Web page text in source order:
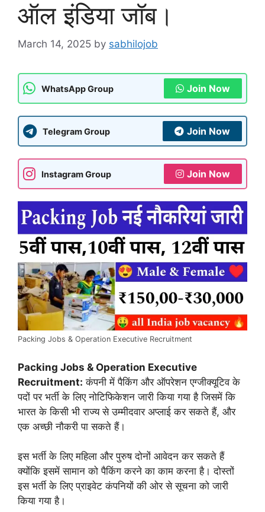
ऑल इंडिया जॉब।
March 14, 2025 by sabhilojob
WhatsApp Group Join Now
Telegram Group Join Now
Instagram Group Join Now
Packing Jobs & Operation Executive Recruitment
Packing Jobs & Operation Executive
Recruitment: कंपनी में पैकिंग और ऑपरेशन एग्जीक्यूटिव के
पदों पर भर्ती के लिए नोटिफिकेशन जारी किया गया है जिसमें कि
भारत के किसी भी राज्य से उम्मीदवार अप्लाई कर सकते हैं, और
एक अच्छी नौकरी पा सकते हैं।
इस भर्ती के लिए महिला और पुरुष दोनों आवेदन कर सकते हैं
क्योंकि इसमें सामान को पैकिंग करने का काम करना है। दोस्तों
इस भर्ती के लिए प्राइवेट कंपनियों की ओर से सूचना को जारी
किया गया है।